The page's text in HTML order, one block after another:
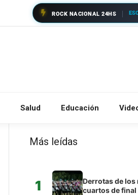
ROCK NACIONAL 24HS
Salud Educación
Más leídas
1
Derrotas de los
cuartos de final